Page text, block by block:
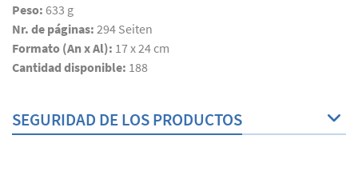
Peso: 633 g
Nr. de páginas: 294 Seiten
Formato (An x Al): 17 x 24 cm
Cantidad disponible: 188
SEGURIDAD DE LOS PRODUCTOS